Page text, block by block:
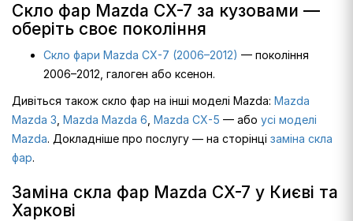
Скло фар Mazda CX-7 за кузовами —
оберіть своє покоління
Скло фари Mazda CX-7 (2006–2012) — покоління
2006–2012, галоген або ксенон.
Дивіться також скло фар на інші моделі Mazda: Mazda
Mazda 3 Mazda Mazda 6 Mazda CX-5 — або усі моделі
Mazda. Докладніше про послугу — на сторінці заміна скла
фар.
Заміна скла фар Mazda CX-7 у Києві та
Харкові